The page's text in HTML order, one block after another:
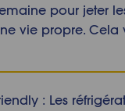
pour jeter
vie propre. Cela
: Les